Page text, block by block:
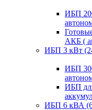
ИБП
АКБ (
ИБП 3 кВт
ИБП
ИБП
ИБП 6 кВА